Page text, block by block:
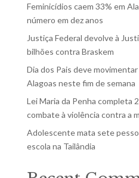
Feminicídios caem 33% em
número em dez anos
Justiça Federal devolve à
bilhões contra Braskem
Dia dos Pais deve
Alagoas neste fim de semana
Lei Maria da Penha completa
combate à violência contra a
Adolescente mata sete
escola na Tailândia